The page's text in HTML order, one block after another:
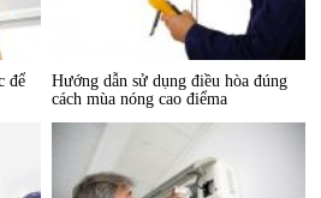
Hướng dẫn sử dụng điều hòa đúng
cách mùa nóng cao điểma